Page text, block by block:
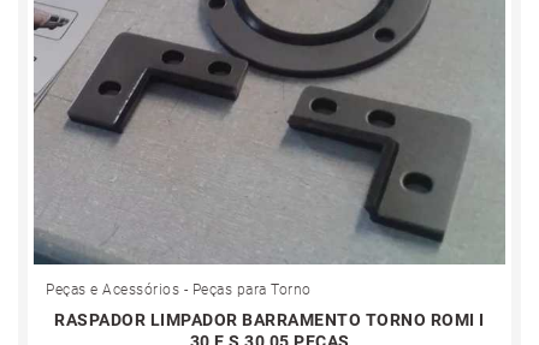
Peças e Acessórios - Peças para Torno
RASPADOR LIMPADOR BARRAMENTO TORNO ROMI I